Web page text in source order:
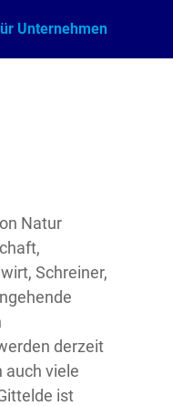
Unternehmen
Natur
Schreiner,
derzeit
auch viele
ist